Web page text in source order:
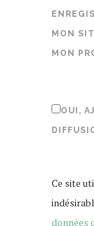
MON
MON
OUI,
Ce site
données